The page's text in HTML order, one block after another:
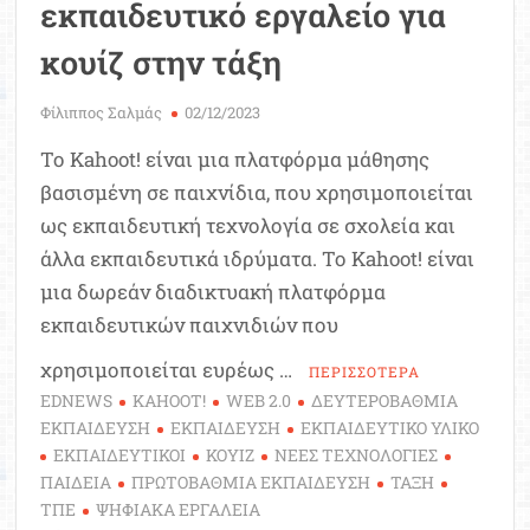
εκπαιδευτικό εργαλείο για
κουίζ στην τάξη
Φίλιππος Σαλμάς 02/12/2023
Το Kahoot! είναι μια πλατφόρμα μάθησης
βασισμένη σε παιχνίδια, που χρησιμοποιείται
ως εκπαιδευτική τεχνολογία σε σχολεία και
άλλα εκπαιδευτικά ιδρύματα. Το Kahoot! είναι
μια δωρεάν διαδικτυακή πλατφόρμα
εκπαιδευτικών παιχνιδιών που
χρησιμοποιείται ευρέως …
ΠΕΡΙΣΣΟΤΕΡΑ
EDNEWS KAHOOT! WEB 2.0
ΔΕΥΤΕΡΟΒΑΘΜΙΑ
ΕΚΠΑΙΔΕΥΣΗ
ΕΚΠΑΙΔΕΥΣΗ
ΕΚΠΑΙΔΕΥΤΙΚΟ ΥΛΙΚΟ
ΕΚΠΑΙΔΕΥΤΙΚΟΙ
ΚΟΥΙΖ
ΝΕΕΣ ΤΕΧΝΟΛΟΓΙΕΣ
ΠΑΙΔΕΙΑ
ΠΡΩΤΟΒΑΘΜΙΑ ΕΚΠΑΙΔΕΥΣΗ
ΤΑΞΗ
ΤΠΕ
ΨΗΦΙΑΚΑ ΕΡΓΑΛΕΙΑ